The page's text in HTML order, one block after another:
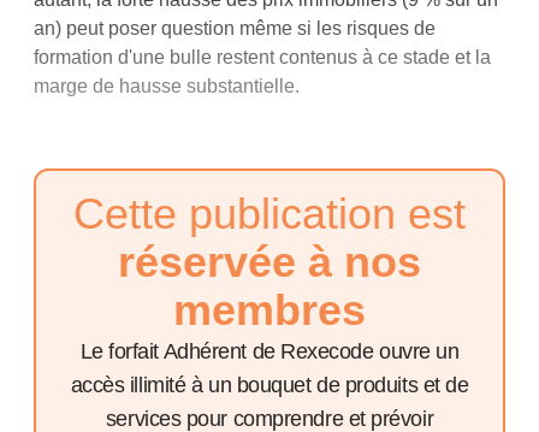
an) peut poser question même si les risques de
formation d'une bulle restent contenus à ce stade et la
marge de hausse substantielle.
Cette publication est
réservée à nos
membres
Le forfait Adhérent de Rexecode ouvre un
accès illimité à un bouquet de produits et de
services pour comprendre et prévoir